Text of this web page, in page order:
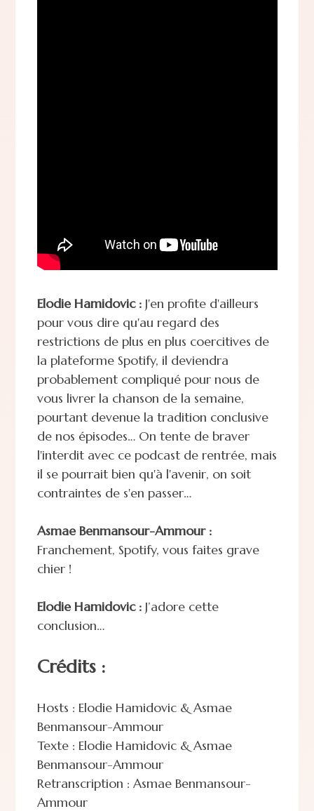
Elodie Hamidovic :J'en profite d'ailleurs
pour vous dire qu'au regard des
restrictions de plus en plus coercitives de
la plateforme Spotify, il deviendra
probablement compliqué pour nous de
vous livrer la chanson de la semaine,
pourtant devenue la tradition conclusive
de nos épisodes… On tente de braver
l'interdit avec ce podcast de rentrée, mais
il se pourrait bien qu'à l'avenir, on soit
contraintes de s'en passer…
Asmae Benmansour-Ammour :
Franchement, Spotify, vous faites grave
chier !
Elodie Hamidovic :J’adore cette
conclusion…
Crédits :
Hosts : Elodie Hamidovic & Asmae
Benmansour-Ammour
Texte : Elodie Hamidovic & Asmae
Benmansour-Ammour
Retranscription : Asmae Benmansour-
Ammour